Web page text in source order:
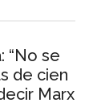
“No se
de cien
Marx